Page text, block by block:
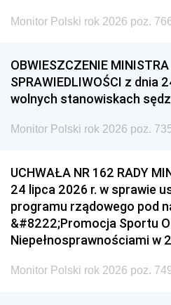
Monitor Polski rok 2026 poz.
OBWIESZCZENIE MINISTRA
SPRAWIEDLIWOŚCI z dnia
wolnych stanowiskach
Monitor Polski rok 2026 poz.
UCHWAŁA NR 162 RADY
24 lipca 2026 r. w sprawie
programu rządowego pod
&#8222;Promocja Sportu
Niepełnosprawnościami w
Monitor Polski rok 2026 poz.